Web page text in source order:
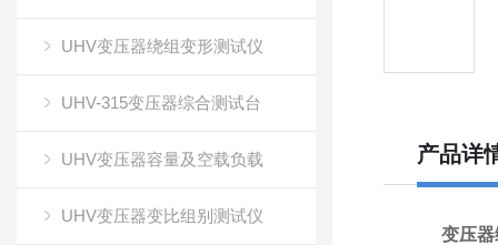
UHV变压器绕组变形测试仪
UHV-315变压器综合测试台
UHV变压器容量及空载负载
UHV变压器变比组别测试仪
产品详
变压